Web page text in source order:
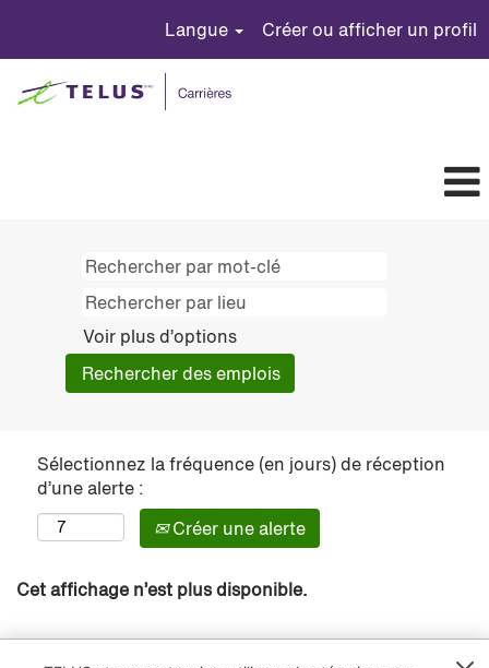
Langue Créer ou afficher un profil
Voir plus d’options
Sélectionnez la fréquence (en jours) de réception
d’une alerte :
Créer une alerte
Cet affichage n’est plus disponible.